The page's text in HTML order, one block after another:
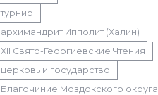
турнир
архимандрит Ипполит (Халин)
XII Свято-Георгиевские Чтения
церковь и государство
Благочиние Моздокского округа